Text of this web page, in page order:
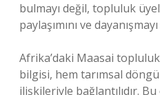
bulmayı değil, topluluk
paylaşımını ve
Afrika’daki Maasai
bilgisi, hem tarımsal
ilişkileriyle bağlantılıdır.